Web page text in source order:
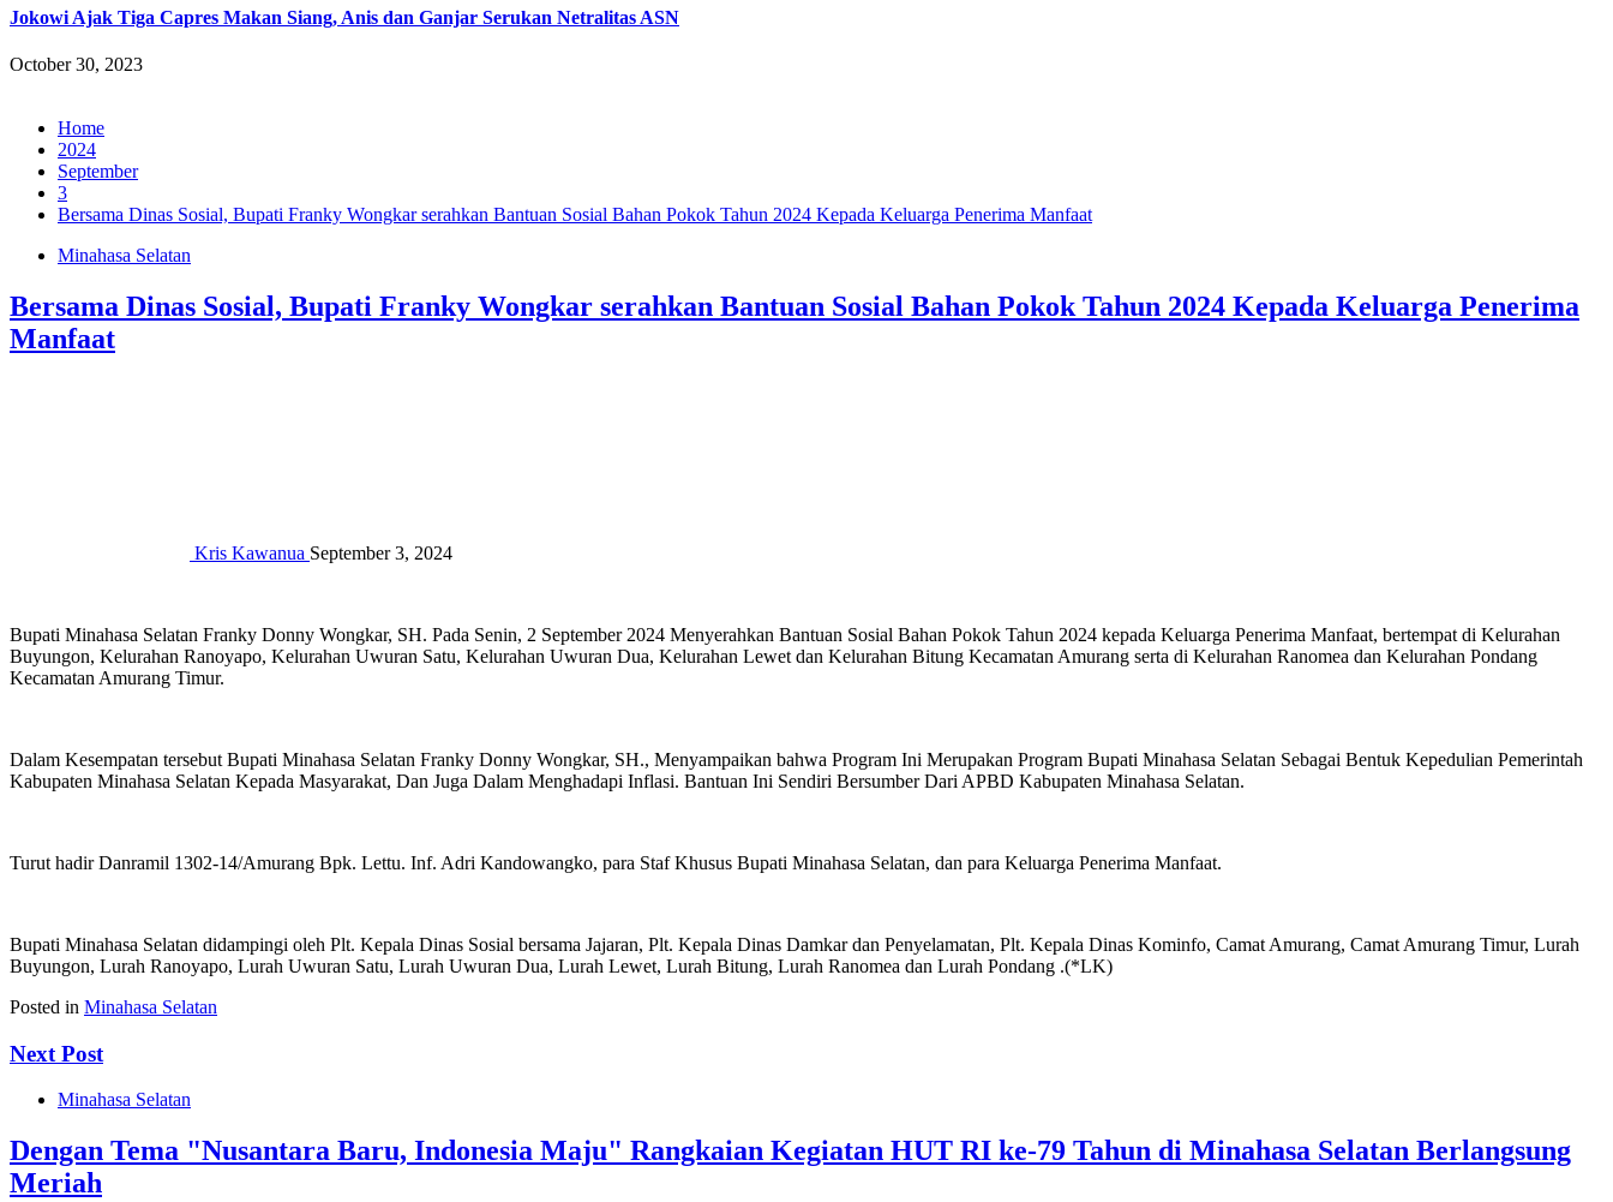
Jokowi Ajak Tiga Capres Makan Siang, Anis dan Ganjar Serukan Netralitas ASN
October 30, 2023
Home
2024
September
3
Bersama Dinas Sosial, Bupati Franky Wongkar serahkan Bantuan Sosial Bahan Pokok Tahun 2024 Kepada Keluarga Penerima Manfaat
Minahasa Selatan
Bersama Dinas Sosial, Bupati Franky Wongkar serahkan Bantuan Sosial Bahan Pokok Tahun 2024 Kepada Keluarga Penerima
Manfaat
Kris Kawanua September 3, 2024
Bupati Minahasa Selatan Franky Donny Wongkar, SH. Pada Senin, 2 September 2024 Menyerahkan Bantuan Sosial Bahan Pokok Tahun 2024 kepada Keluarga Penerima Manfaat, bertempat di Kelurahan
Buyungon, Kelurahan Ranoyapo, Kelurahan Uwuran Satu, Kelurahan Uwuran Dua, Kelurahan Lewet dan Kelurahan Bitung Kecamatan Amurang serta di Kelurahan Ranomea dan Kelurahan Pondang
Kecamatan Amurang Timur.
Dalam Kesempatan tersebut Bupati Minahasa Selatan Franky Donny Wongkar, SH., Menyampaikan bahwa Program Ini Merupakan Program Bupati Minahasa Selatan Sebagai Bentuk Kepedulian Pemerintah
Kabupaten Minahasa Selatan Kepada Masyarakat, Dan Juga Dalam Menghadapi Inflasi. Bantuan Ini Sendiri Bersumber Dari APBD Kabupaten Minahasa Selatan.
Turut hadir Danramil 1302-14/Amurang Bpk. Lettu. Inf. Adri Kandowangko, para Staf Khusus Bupati Minahasa Selatan, dan para Keluarga Penerima Manfaat.
Bupati Minahasa Selatan didampingi oleh Plt. Kepala Dinas Sosial bersama Jajaran, Plt. Kepala Dinas Damkar dan Penyelamatan, Plt. Kepala Dinas Kominfo, Camat Amurang, Camat Amurang Timur, Lurah
Buyungon, Lurah Ranoyapo, Lurah Uwuran Satu, Lurah Uwuran Dua, Lurah Lewet, Lurah Bitung, Lurah Ranomea dan Lurah Pondang .(*LK)
Posted in Minahasa Selatan
Next Post
Minahasa Selatan
Dengan Tema "Nusantara Baru, Indonesia Maju" Rangkaian Kegiatan HUT RI ke-79 Tahun di Minahasa Selatan Berlangsung
Meriah